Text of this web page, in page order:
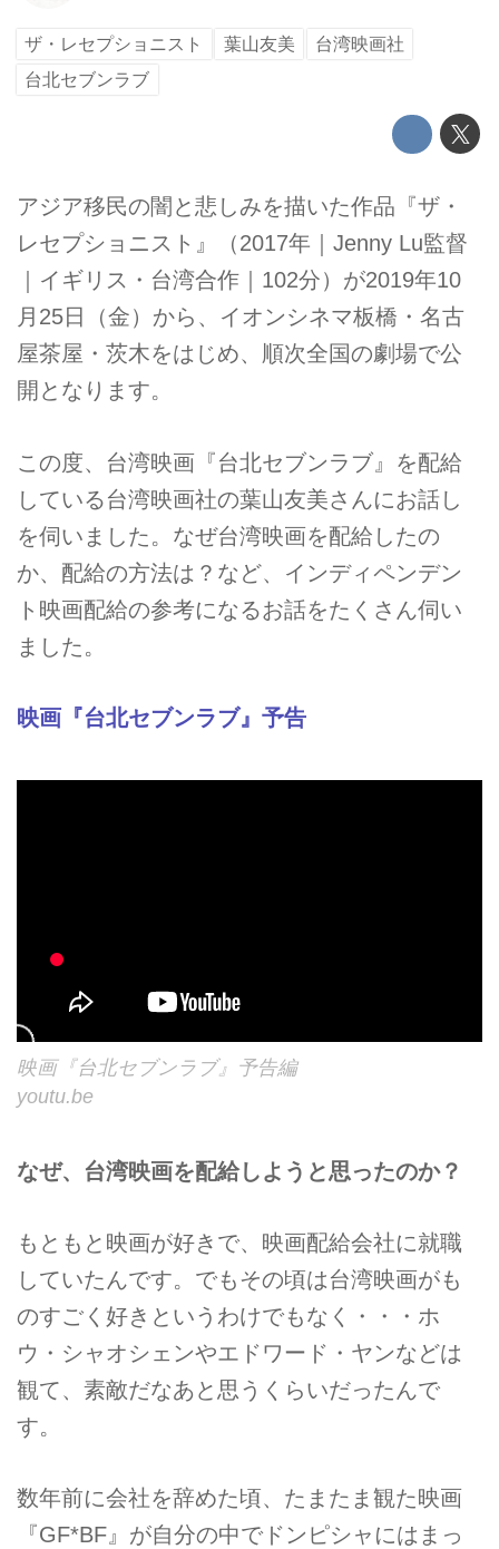
ザ・レセプショニスト 葉山友美
台湾映画社
台北セブンラブ
アジア移民の闇と悲しみを描いた作品『ザ・
レセプショニスト』（2017年｜Jenny Lu監督
｜イギリス・台湾合作｜102分）が2019年10
月25日（金）から、イオンシネマ板橋・名古
屋茶屋・茨木をはじめ、順次全国の劇場で公
開となります。
この度、台湾映画『台北セブンラブ』を配給
している台湾映画社の葉山友美さんにお話し
を伺いました。なぜ台湾映画を配給したの
か、配給の方法は？など、インディペンデン
ト映画配給の参考になるお話をたくさん伺い
ました。
映画『台北セブンラブ』予告
映画『台北セブンラブ』予告編
youtu.be
なぜ、台湾映画を配給しようと思ったのか？
もともと映画が好きで、映画配給会社に就職
していたんです。でもその頃は台湾映画がも
のすごく好きというわけでもなく・・・ホ
ウ・シャオシェンやエドワード・ヤンなどは
観て、素敵だなあと思うくらいだったんで
す。
数年前に会社を辞めた頃、たまたま観た映画
『GF*BF』が自分の中でドンピシャにはまっ